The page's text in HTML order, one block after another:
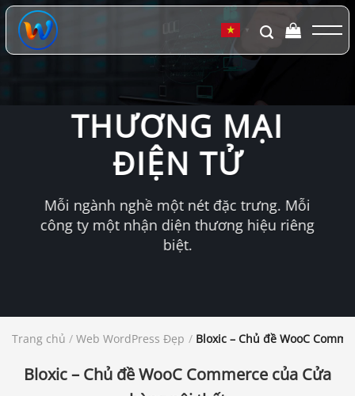
Chuyển
đến
dung
▼
THƯƠNG MẠI
ĐIỆN TỬ
Mỗi ngành nghề một nét đặc trưng. Mỗi
công ty một nhận diện thương hiệu riêng
biệt.
Trang chủ / Web WordPress Đẹp / Bloxic – Chủ đề WooC
Bloxic – Chủ đề WooC Commerce của Cửa